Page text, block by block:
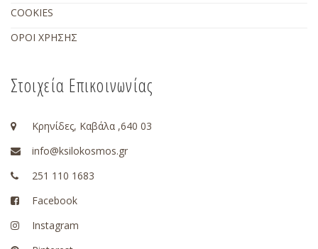
COOKIES
ΟΡΟΙ ΧΡΗΣΗΣ
Στοιχεία Επικοινωνίας
Κρηνίδες, Καβάλα ,640 03
info@ksilokosmos.gr
251 110 1683
Facebook
Instagram